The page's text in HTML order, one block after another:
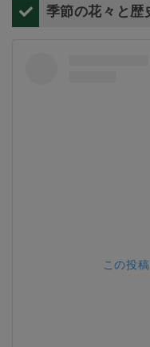
季節の花々と歴
この投